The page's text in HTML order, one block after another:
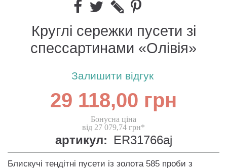
Круглі сережки пусети зі
спессартинами «Олівія»
Залишити відгук
29 118,00 грн
Бонусна ціна
від 27 079,74 грн*
артикул: ER31766aj
Блискучі тендітні пусети із золота 585 проби з